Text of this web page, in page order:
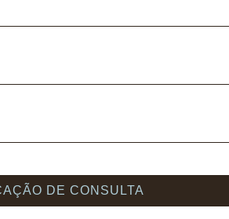
DE CONSULTA